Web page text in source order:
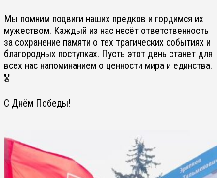
Мы помним подвиги наших предков и гордимся их
мужеством. Каждый из нас несёт ответственность
за сохранение памяти о тех трагических событиях и
благородных поступках. Пусть этот день станет для
всех нас напоминанием о ценности мира и единства.
🎖
С Днём Победы!